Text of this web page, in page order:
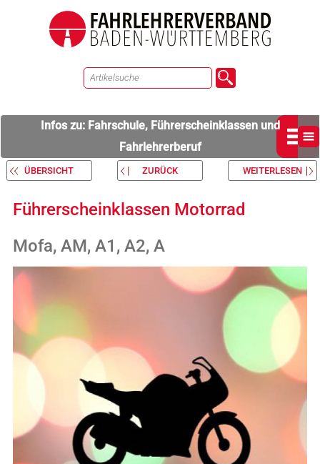
Infos zu: Fahrschule, Führerscheinklassen und
Fahrlehrerberuf
ÜBERSICHT ZURÜCK WEITERLESEN
Führerscheinklassen Motorrad
Mofa, AM, A1, A2, A